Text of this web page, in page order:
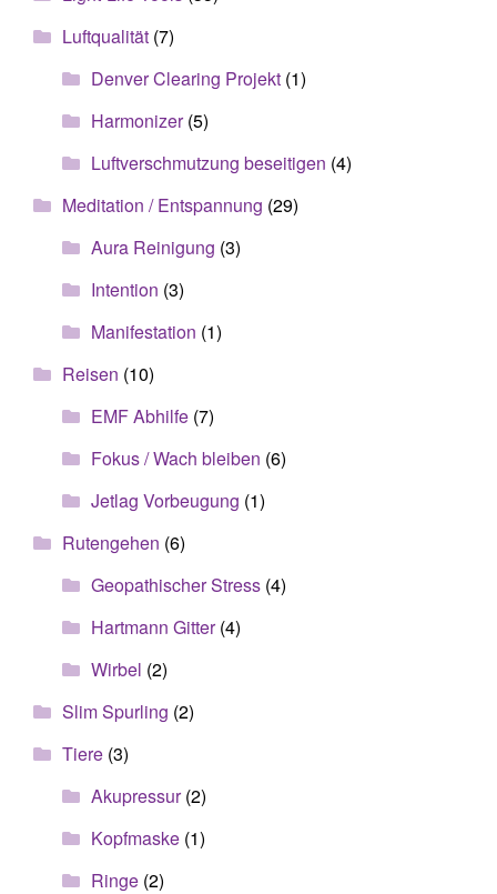
Luftqualität(7)
Denver Clearing Projekt(1)
Harmonizer(5)
Luftverschmutzung beseitigen (4)
Meditation / Entspannung (29)
Aura Reinigung (3)
Intention (3)
Manifestation (1)
Reisen (10)
EMF Abhilfe(7)
Fokus / Wach bleiben (6)
Jetlag Vorbeugung (1)
Rutengehen (6)
Geopathischer Stress(4)
Hartmann Gitter(4)
Wirbel (2)
Slim Spurling (2)
Tiere(3)
Akupressur(2)
Kopfmaske(1)
Ringe(2)